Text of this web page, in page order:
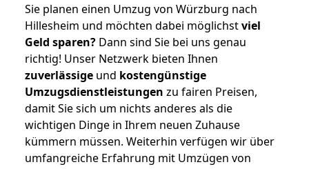
Sie planen einen Umzug von Würzburg nach
Hillesheim und möchten dabei möglichstviel
Geld sparen? Dann sind Sie bei uns genau
richtig! Unser Netzwerk bieten Ihnen
zuverlässige und kostengünstige
Umzugsdienstleistungen zu fairen Preisen,
damit Sie sich um nichts anderes als die
wichtigen Dinge in Ihrem neuen Zuhause
kümmern müssen. Weiterhin verfügen wir über
umfangreiche Erfahrung mit Umzügen von